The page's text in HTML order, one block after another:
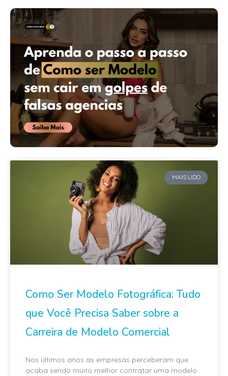
MAIS LIDO
Como Ser Modelo Fotográfica: Tudo
que Você Precisa Saber sobre a
Carreira de Modelo Comercial
Nos últimos anos as empresas perceberam que
acaba sendo muito melhor contratar uma modelo